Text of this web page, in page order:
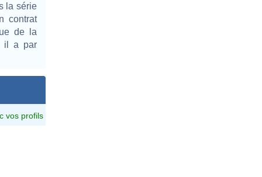
la série
contrat
de la
il a par
vos profils